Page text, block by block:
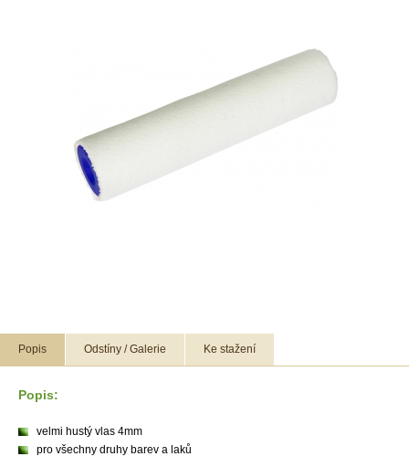
Popis Odstíny / Galerie Ke stažení
Popis:
velmi hustý vlas 4mm
pro všechny druhy barev a laků